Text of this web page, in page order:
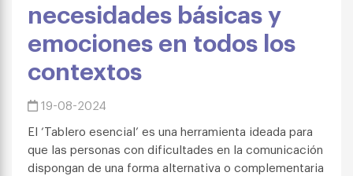
necesidades básicas y
emociones en todos los
contextos
19-08-2024
El ‘Tablero esencial’ es una herramienta ideada para
que las personas con dificultades en la comunicación
dispongan de una forma alternativa o complementaria